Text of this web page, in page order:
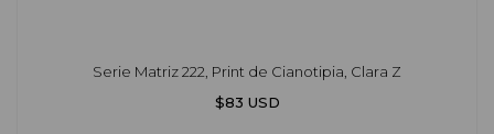
Serie Matriz 222, Print de Cianotipia, Clara Z
$83 USD